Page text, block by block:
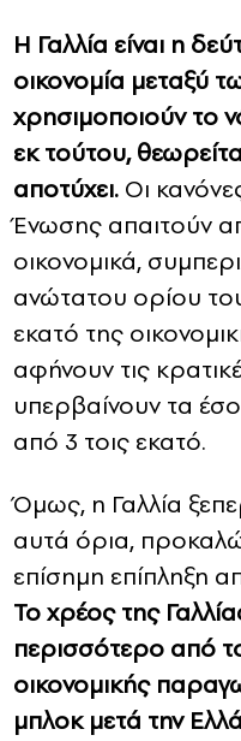
Η Γαλλία είναι η
οικονομία μεταξύ
χρησιμοποιούν το
εκ τούτου,
αποτύχει. Οι
Ένωσης απαιτούν
οικονομικά,
ανώτατου ορίου
εκατό της
αφήνουν τις
υπερβαίνουν τα
από 3 τοις εκατό.
Όμως, η Γαλλία
αυτά όρια,
επίσημη επίπληξη
Το χρέος της
περισσότερο από
οικονομικής
μπλοκ μετά την